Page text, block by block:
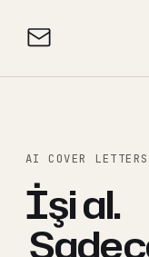
AI COVER
İşi al.